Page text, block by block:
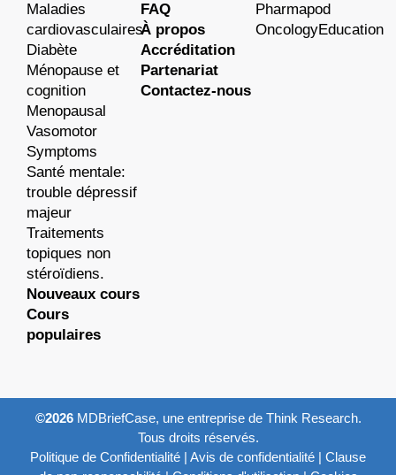
Maladies
cardiovasculaires
Diabète
Ménopause et
cognition
Menopausal
Vasomotor
Symptoms
Santé mentale:
trouble dépressif
majeur
Traitements
topiques non
stéroïdiens.
Nouveaux cours
Cours
populaires
FAQ
À propos
Accréditation
Partenariat
Contactez-nous
Pharmapod
OncologyEducation
©2026MDBriefCase, une entreprise de Think Research.
Tous droits réservés.
Politique de Confidentialité | Avis de confidentialité | Clause